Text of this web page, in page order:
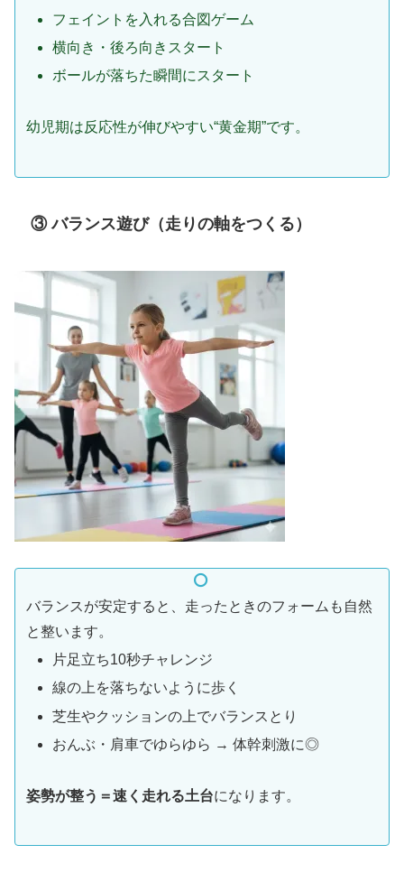
フェイントを入れる合図ゲーム
横向き・後ろ向きスタート
ボールが落ちた瞬間にスタート
幼児期は反応性が伸びやすい“黄金期”です。
③ バランス遊び（走りの軸をつくる）
バランスが安定すると、走ったときのフォームも自然
と整います。
片足立ち10秒チャレンジ
線の上を落ちないように歩く
芝生やクッションの上でバランスとり
おんぶ・肩車でゆらゆら → 体幹刺激に◎
姿勢が整う＝速く走れる土台になります。